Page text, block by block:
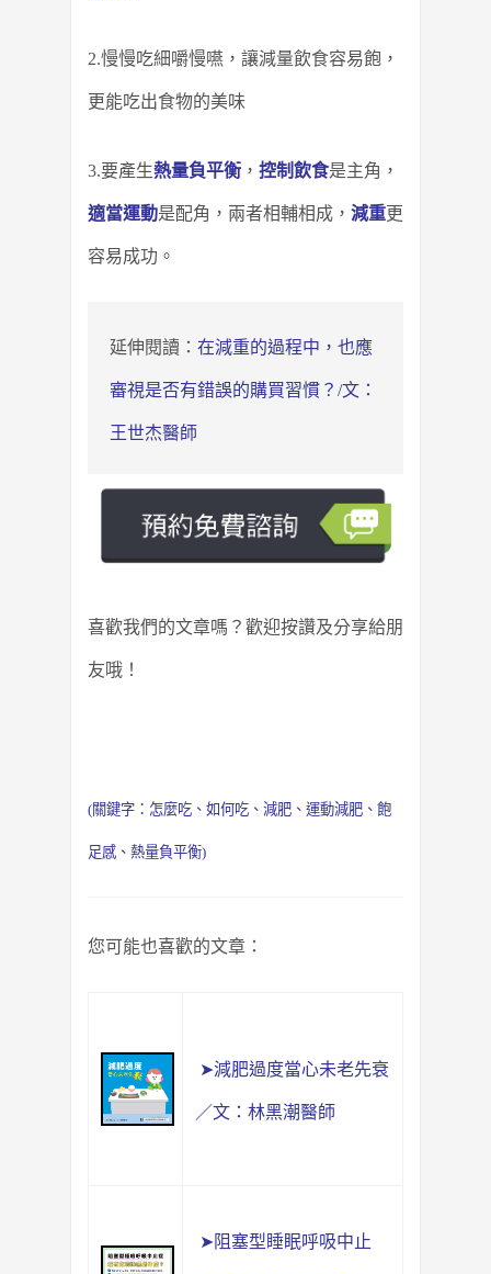
2.慢慢吃細嚼慢嚥，讓減量飲食容易飽，
更能吃出食物的美味
3.要產生熱量負平衡 ， 控制飲食是主角，
適當運動是配角，兩者相輔相成， 減重更
容易成功。
延伸閱讀： 在減重的過程中，也應
審視是否有錯誤的購買習慣？/文：
王世杰醫師
喜歡我們的文章嗎？歡迎按讚及分享給朋
友哦！
(關鍵字： 怎麼吃 、 如何吃 、 減肥 、 運動減肥 、 飽
足感 、 熱量負平衡)
您可能也喜歡的文章：
➤減肥過度當心未老先衰
／文：林黑潮醫師
➤阻塞型睡眠呼吸中止